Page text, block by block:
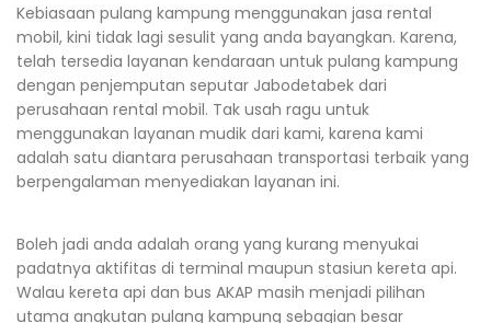
Kebiasaan pulang kampung menggunakan jasa rental
mobil, kini tidak lagi sesulit yang anda bayangkan. Karena,
telah tersedia layanan kendaraan untuk pulang kampung
dengan penjemputan seputar Jabodetabek dari
perusahaan rental mobil. Tak usah ragu untuk
menggunakan layanan mudik dari kami, karena kami
adalah satu diantara perusahaan transportasi terbaik yang
berpengalaman menyediakan layanan ini.
Boleh jadi anda adalah orang yang kurang menyukai
padatnya aktifitas di terminal maupun stasiun kereta api.
Walau kereta api dan bus AKAP masih menjadi pilihan
utama angkutan pulang kampung sebagian besar